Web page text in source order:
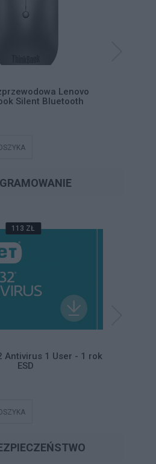
Lenovo
Silent Bluetooth
113 ZŁ
Antivirus 1 User - 1 rok
ESD